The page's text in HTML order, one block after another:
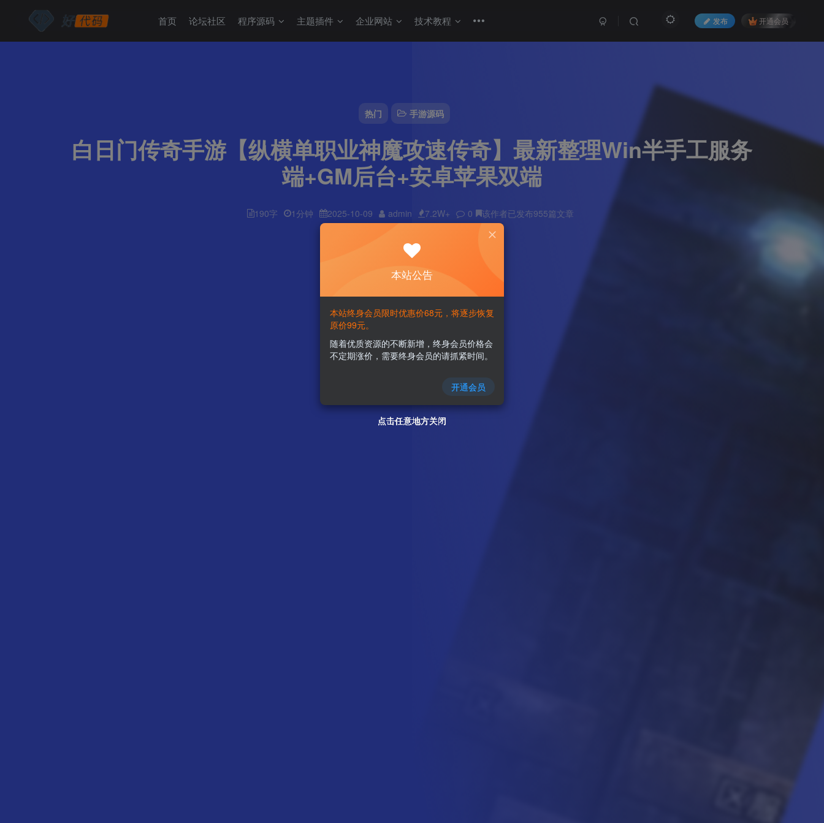
热门 手游源码
白日门传奇手游【纵横单职业神魔攻速传奇】最新整理Win半手工服务
端+GM后台+安卓苹果双端
190字 1分钟 2025-10-09 admin 7.2W+ 0 该作者已发布955篇文章
首页 论坛社区 程序源码 主题插件 企业网站 技术教程 发布 开通会员
点击任意地方关闭
点击任意地方关闭
点击任意地方关闭
点击任意地方关闭
本站公告
本站终身会员限时优惠价68元，将逐步恢复
原价99元。
随着优质资源的不断新增，终身会员价格会
不定期涨价，需要终身会员的请抓紧时间。
开通会员